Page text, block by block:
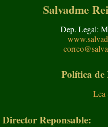
Salvadme
Dep. Legal:
Política
Lea
Director Reponsable: